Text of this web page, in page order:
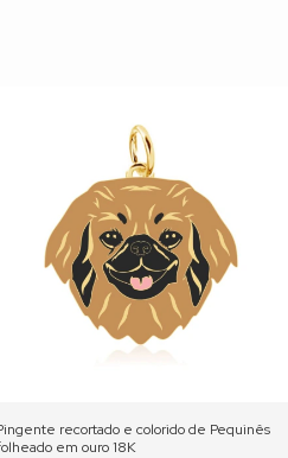
recortado e colorido de Pequinês
em ouro 18K